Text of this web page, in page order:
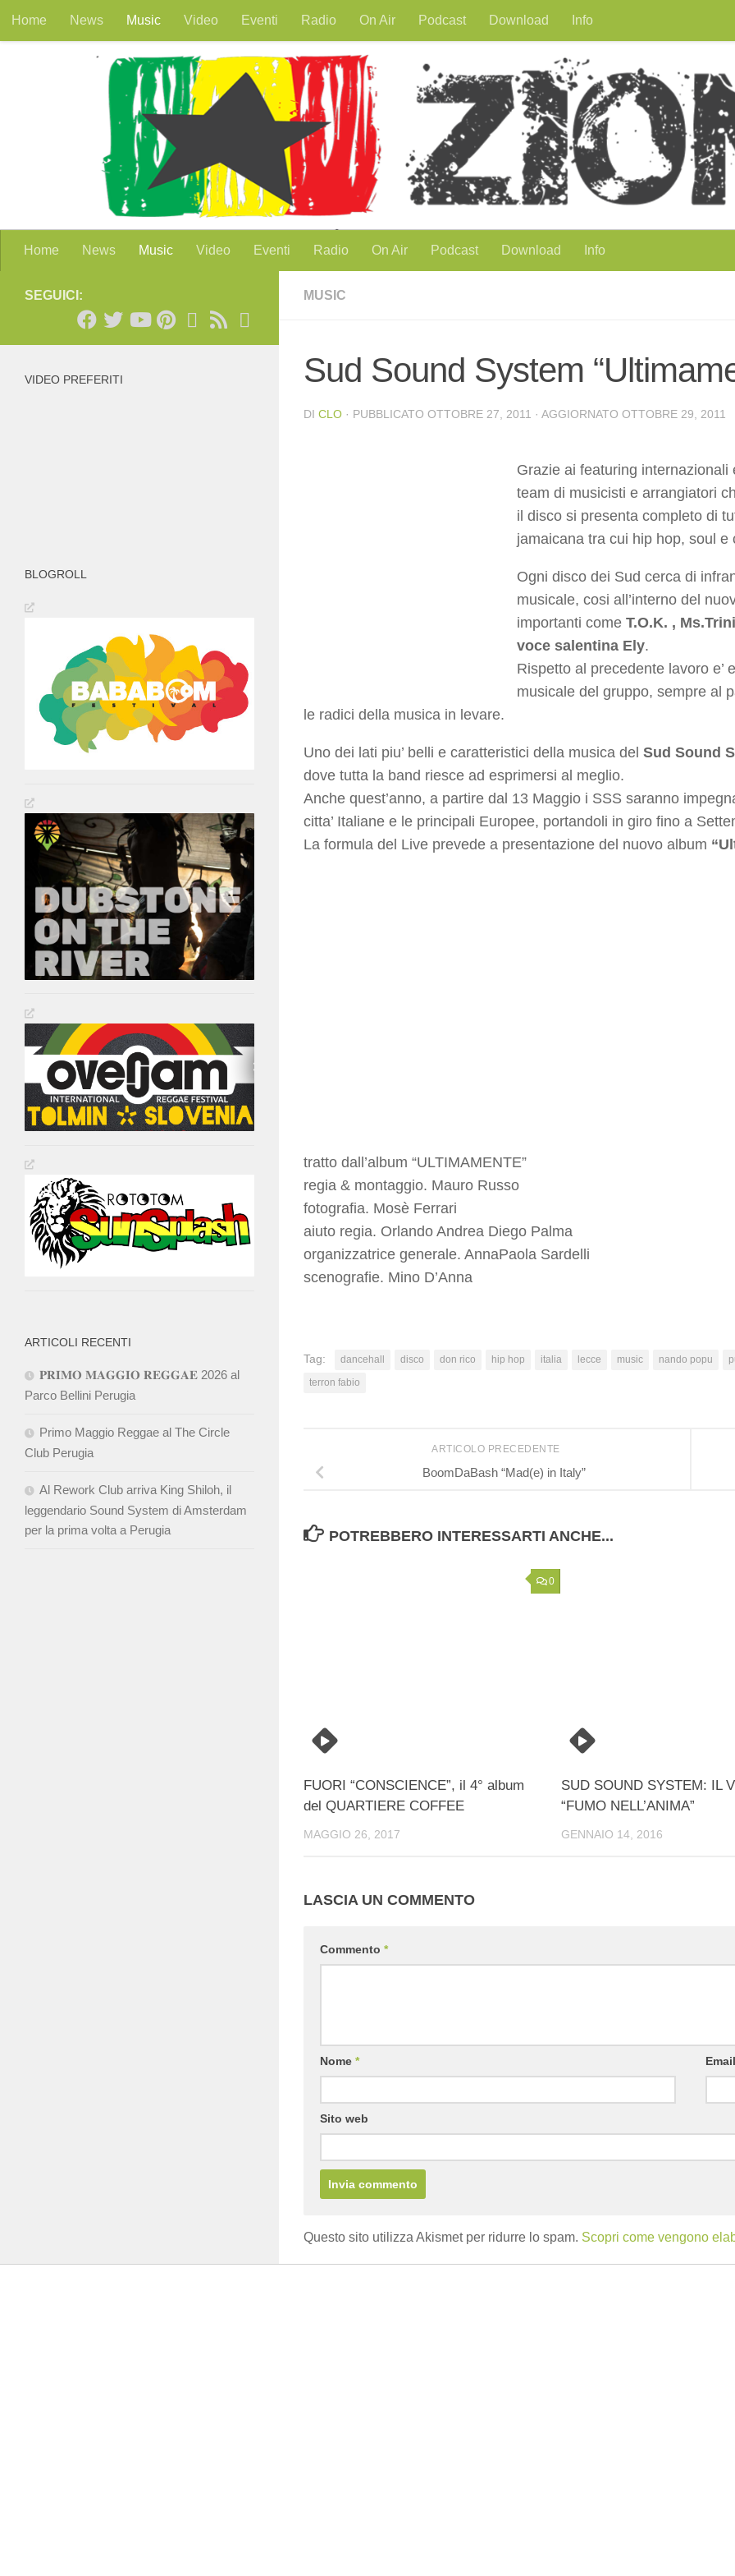
Salta al contenuto
Home News Music Video Eventi Radio On Air Podcast Download Info
Home News Music Video Eventi Radio On Air Podcast Download Info
MUSIC
Sud Sound System
DI CLO · PUBBLICATO OTTOBRE 27, 2011 · AGGIORNATO OTTOBRE 29, 2011
Grazie ai featuring
team di musicisti e arrangiatori
il disco si presenta completo di
jamaicana tra cui hip hop, soul e
Ogni disco dei Sud cerca di
musicale, cosi all’interno del
importanti come T.O.K. ,
voce salentina Ely.
Rispetto al precedente lavoro e’
musicale del gruppo, sempre al
le radici della musica in levare.
Uno dei lati piu’ belli e caratteristici della musica del Sud Sound
dove tutta la band riesce ad esprimersi al meglio.
Anche quest’anno, a partire dal 13 Maggio i SSS saranno
citta’ Italiane e le principali Europee, portandoli in giro fino a
La formula del Live prevede a presentazione del nuovo album
tratto dall’album “ULTIMAMENTE”
regia & montaggio. Mauro Russo
fotografia. Mosè Ferrari
aiuto regia. Orlando Andrea Diego Palma
organizzatrice generale. AnnaPaola Sardelli
scenografie. Mino D’Anna
Tag: dancehall disco don rico hip hop italia lecce music nando popu
terron fabio
ARTICOLO PRECEDENTE
BoomDaBash “Mad(e) in Italy”
POTREBBERO INTERESSARTI ANCHE...
0
FUORI “CONSCIENCE”, il 4° album
del QUARTIERE COFFEE
MAGGIO 26, 2017
SUD SOUND SYSTEM: IL
“FUMO NELL’ANIMA”
GENNAIO 14, 2016
LASCIA UN COMMENTO
Commento *
Nome *
Sito web
Questo sito utilizza Akismet per ridurre lo spam. Scopri come vengono
SEGUICI:
VIDEO PREFERITI
BLOGROLL
ARTICOLI RECENTI
𝐏𝐑𝐈𝐌𝐎 𝐌𝐀𝐆𝐆𝐈𝐎 𝐑𝐄𝐆𝐆𝐀𝐄 2026 al
Parco Bellini Perugia
Primo Maggio Reggae al The Circle
Club Perugia
Al Rework Club arriva King Shiloh, il
leggendario Sound System di Amsterdam
per la prima volta a Perugia